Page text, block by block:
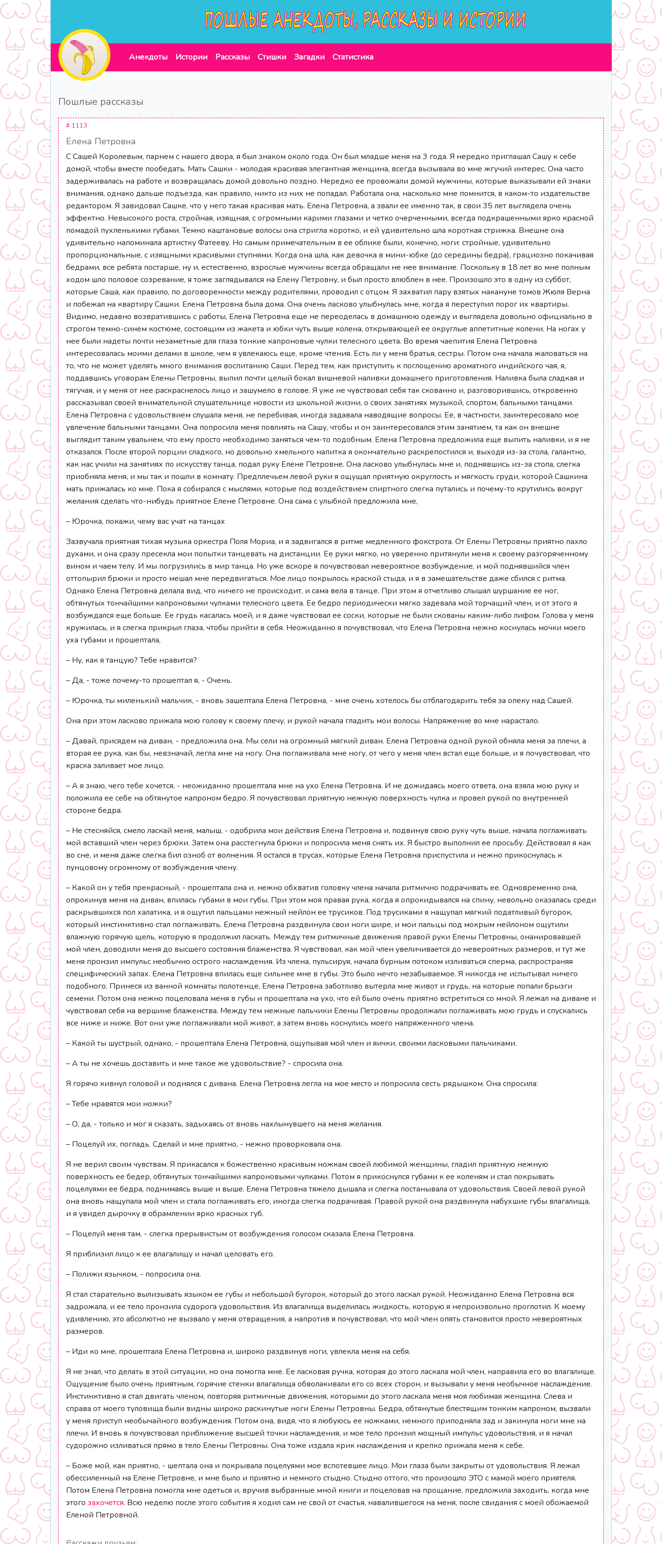
Анекдоты Истории Рассказы Стишки Загадки Статистика
Пошлые рассказы
# 1113
Елена Петровна
С Сашей Королевым, парнем с нашего двора, я был знаком около года. Он был младше меня на 3 года. Я нередко приглашал Сашу к себе
домой, чтобы вместе пообедать. Мать Сашки - молодая красивая элегантная женщина, всегда вызывала во мне жгучий интерес. Она часто
задерживалась на работе и возвращалась домой довольно поздно. Нередко ее провожали домой мужчины, которые выказывали ей знаки
внимания, однако дальше подъезда, как правило, никто из них не попадал. Работала она, насколько мне помнится, в каком-то издательстве
редактором. Я завидовал Сашке, что у него такая красивая мать. Елена Петровна, а звали ее именно так, в свои 35 лет выглядела очень
эффектно. Невысокого роста, стройная, изящная, с огромными карими глазами и четко очерченными, всегда подкрашенными ярко красной
помадой пухленькими губами. Темно каштановые волосы она стригла коротко, и ей удивительно шла короткая стрижка. Внешне она
удивительно напоминала артистку Фатееву. Но самым примечательным в ее облике были, конечно, ноги: стройные, удивительно
пропорциональные, с изящными красивыми ступнями. Когда она шла, как девочка в мини-юбке (до середины бедра), грациозно покачивая
бедрами, все ребята постарше, ну и, естественно, взрослые мужчины всегда обращали не нее внимание. Поскольку в 18 лет во мне полным
ходом шло половое созревание, я тоже заглядывался на Елену Петровну, и был просто влюблен в нее. Произошло это в одну из суббот,
которые Саша, как правило, по договоренности между родителями, проводил с отцом. Я захватил пару взятых накануне томов Жюля Верна
и побежал на квартиру Сашки. Елена Петровна была дома. Она очень ласково улыбнулась мне, когда я переступил порог их квартиры.
Видимо, недавно возвратившись с работы, Елена Петровна еще не переоделась в домашнюю одежду и выглядела довольно официально в
строгом темно-синем костюме, состоящим из жакета и юбки чуть выше колена, открывающей ее округлые аппетитные колени. На ногах у
нее были надеты почти незаметные для глаза тонкие капроновые чулки телесного цвета. Во время чаепития Елена Петровна
интересовалась моими делами в школе, чем я увлекаюсь еще, кроме чтения. Есть ли у меня братья, сестры. Потом она начала жаловаться на
то, что не может уделять много внимания воспитанию Саши. Перед тем, как приступить к поглощению ароматного индийского чая, я,
поддавшись уговорам Елены Петровны, выпил почти целый бокал вишневой наливки домашнего приготовления. Наливка была сладкая и
тягучая, и у меня от нее раскраснелось лицо и зашумело в голове. Я уже не чувствовал себя так скованно и, разговорившись, откровенно
рассказывал своей внимательной слушательнице новости из школьной жизни, о своих занятиях музыкой, спортом, бальными танцами.
Елена Петровна с удовольствием слушала меня, не перебивая, иногда задавала наводящие вопросы. Ее, в частности, заинтересовало мое
увлечение бальными танцами. Она попросила меня повлиять на Сашу, чтобы и он заинтересовался этим занятием, та как он внешне
выглядит таким увальнем, что ему просто необходимо заняться чем-то подобным. Елена Петровна предложила еще выпить наливки, и я не
отказался. После второй порции сладкого, но довольно хмельного напитка я окончательно раскрепостился и, выходя из-за стола, галантно,
как нас учили на занятиях по искусству танца, подал руку Елене Петровне. Она ласково улыбнулась мне и, поднявшись из-за стола, слегка
приобняла меня, и мы так и пошли в комнату. Предплечьем левой руки я ощущал приятную округлость и мягкость груди, которой Сашкина
мать прижалась ко мне. Пока я собирался с мыслями, которые под воздействием спиртного слегка путались и почему-то крутились вокруг
желания сделать что-нибудь приятное Елене Петровне. Она сама с улыбкой предложила мне,
– Юрочка, покажи, чему вас учат на танцах
Зазвучала приятная тихая музыка оркестра Поля Мориа, и я задвигался в ритме медленного фокстрота. От Елены Петровны приятно пахло
духами, и она сразу пресекла мои попытки танцевать на дистанции. Ее руки мягко, но уверенно притянули меня к своему разгоряченному
вином и чаем телу. И мы погрузились в мир танца. Но уже вскоре я почувствовал невероятное возбуждение, и мой поднявшийся член
оттопырил брюки и просто мешал мне передвигаться. Мое лицо покрылось краской стыда, и я в замешательстве даже сбился с ритма.
Однако Елена Петровна делала вид, что ничего не происходит, и сама вела в танце. При этом я отчетливо слышал шуршание ее ног,
обтянутых тончайшими капроновыми чулками телесного цвета. Ее бедро периодически мягко задевала мой торчащий член, и от этого я
возбуждался еще больше. Ее грудь касалась моей, и я даже чувствовал ее соски, которые не были скованы каким-либо лифом. Голова у меня
кружилась, и я слегка прикрыл глаза, чтобы прийти в себя. Неожиданно я почувствовал, что Елена Петровна нежно коснулась мочки моего
уха губами и прошептала,
– Ну, как я танцую? Тебе нравится?
– Да, - тоже почему-то прошептал я, - Очень.
– Юрочка, ты миленький мальчик, - вновь зашептала Елена Петровна, - мне очень хотелось бы отблагодарить тебя за опеку над Сашей.
Она при этом ласково прижала мою голову к своему плечу, и рукой начала гладить мои волосы. Напряжение во мне нарастало.
– Давай, присядем на диван, - предложила она. Мы сели на огромный мягкий диван. Елена Петровна одной рукой обняла меня за плечи, а
вторая ее рука, как бы, невзначай, легла мне на ногу. Она поглаживала мне ногу, от чего у меня член встал еще больше, и я почувствовал, что
краска заливает мое лицо.
– А я знаю, чего тебе хочется, - неожиданно прошептала мне на ухо Елена Петровна. И не дожидаясь моего ответа, она взяла мою руку и
положила ее себе на обтянутое капроном бедро. Я почувствовал приятную нежную поверхность чулка и провел рукой по внутренней
стороне бедра.
– Не стесняйся, смело ласкай меня, малыш, - одобрила мои действия Елена Петровна и, подвинув свою руку чуть выше, начала поглаживать
мой вставший член через брюки. Затем она расстегнула брюки и попросила меня снять их. Я быстро выполнил ее просьбу. Действовал я как
во сне, и меня даже слегка бил озноб от волнения. Я остался в трусах, которые Елена Петровна приспустила и нежно прикоснулась к
пунцовому огромному от возбуждения члену.
– Какой он у тебя прекрасный, - прошептала она и, нежно обхватив головку члена начала ритмично подрачивать ее. Одновременно она,
опрокинув меня на диван, впилась губами в мои губы. При этом моя правая рука, когда я опрокидывался на спину, невольно оказалась среди
раскрывшихся пол халатика, и я ощутил пальцами нежный нейлон ее трусиков. Под трусиками я нащупал мягкий податливый бугорок,
который инстинктивно стал поглаживать. Елена Петровна раздвинула свои ноги шире, и мои пальцы под мокрым нейлоном ощутили
влажную горячую щель, которую я продолжил ласкать. Между тем ритмичные движения правой руки Елены Петровны, онанировавшей
мой член, доводили меня до высшего состояния блаженства. Я чувствовал, как мой член увеличивается до невероятных размеров, и тут же
меня пронзил импульс необычно острого наслаждения. Из члена, пульсируя, начала бурным потоком изливаться сперма, распространяя
специфический запах. Елена Петровна впилась еще сильнее мне в губы. Это было нечто незабываемое. Я никогда не испытывал ничего
подобного. Принеся из ванной комнаты полотенце, Елена Петровна заботливо вытерла мне живот и грудь, на которые попали брызги
семени. Потом она нежно поцеловала меня в губы и прошептала на ухо, что ей было очень приятно встретиться со мной. Я лежал на диване и
чувствовал себя на вершине блаженства. Между тем нежные пальчики Елены Петровны продолжали поглаживать мою грудь и спускались
все ниже и ниже. Вот они уже поглаживали мой живот, а затем вновь коснулись моего напряженного члена.
– Какой ты шустрый, однако, - прошептала Елена Петровна, ощупывая мой член и яички, своими ласковыми пальчиками.
– А ты не хочешь доставить и мне такое же удовольствие? - спросила она.
Я горячо кивнул головой и поднялся с дивана. Елена Петровна легла на мое место и попросила сесть рядышком. Она спросила:
– Тебе нравятся мои ножки?
– О, да, - только и мог я сказать, задыхаясь от вновь нахлынувшего на меня желания.
– Поцелуй их, погладь. Сделай и мне приятно, - нежно проворковала она.
Я не верил своим чувствам. Я прикасался к божественно красивым ножкам своей любимой женщины, гладил приятную нежную
поверхность ее бедер, обтянутых тончайшими капроновыми чулками. Потом я прикоснулся губами к ее коленям и стал покрывать
поцелуями ее бедра, поднимаясь выше и выше. Елена Петровна тяжело дышала и слегка постанывала от удовольствия. Своей левой рукой
она вновь нащупала мой член и стала поглаживать его, иногда слегка подрачивая. Правой рукой она раздвинула набухшие губы влагалища,
и я увидел дырочку в обрамлении ярко красных губ.
– Поцелуй меня там, - слегка прерывистым от возбуждения голосом сказала Елена Петровна.
Я приблизил лицо к ее влагалищу и начал целовать его.
– Полижи язычком, - попросила она.
Я стал старательно вылизывать языком ее губы и небольшой бугорок, который до этого ласкал рукой. Неожиданно Елена Петровна вся
задрожала, и ее тело пронзила судорога удовольствия. Из влагалища выделилась жидкость, которую я непроизвольно проглотил. К моему
удивлению, это абсолютно не вызвало у меня отвращения, а напротив я почувствовал, что мой член опять становится просто невероятных
размеров.
– Иди ко мне, прошептала Елена Петровна и, широко раздвинув ноги, увлекла меня на себя.
Я не знал, что делать в этой ситуации, но она помогла мне. Ее ласковая ручка, которая до этого ласкала мой член, направила его во влагалище.
Ощущение было очень приятным, горячие стенки влагалища обволакивали его со всех сторон, и вызывали у меня необычное наслаждение.
Инстинктивно я стал двигать членом, повторяя ритмичные движения, которыми до этого ласкала меня моя любимая женщина. Слева и
справа от моего туловища были видны широко раскинутые ноги Елены Петровны. Бедра, обтянутые блестящим тонким капроном, вызвали
у меня приступ необычайного возбуждения. Потом она, видя, что я любуюсь ее ножками, немного приподняла зад и закинула ноги мне на
плечи. И вновь я почувствовал приближение высшей точки наслаждения, и мое тело пронзил мощный импульс удовольствия, и я начал
судорожно изливаться прямо в тело Елены Петровны. Она тоже издала крик наслаждения и крепко прижала меня к себе.
– Боже мой, как приятно, - шептала она и покрывала поцелуями мое вспотевшее лицо. Мои глаза были закрыты от удовольствия. Я лежал
обессиленный на Елене Петровне, и мне было и приятно и немного стыдно. Стыдно оттого, что произошло ЭТО с мамой моего приятеля.
Потом Елена Петровна помогла мне одеться и, вручив выбранные мной книги и поцеловав на прощание, предложила заходить, когда мне
этого захочется. Всю неделю после этого события я ходил сам не свой от счастья, навалившегося на меня, после свидания с моей обожаемой
Еленой Петровной.